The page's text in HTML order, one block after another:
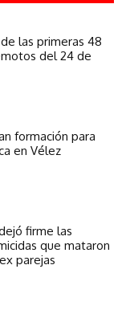
las primeras 48
del 24 de
formación para
en Vélez
firme las
que mataron
parejas